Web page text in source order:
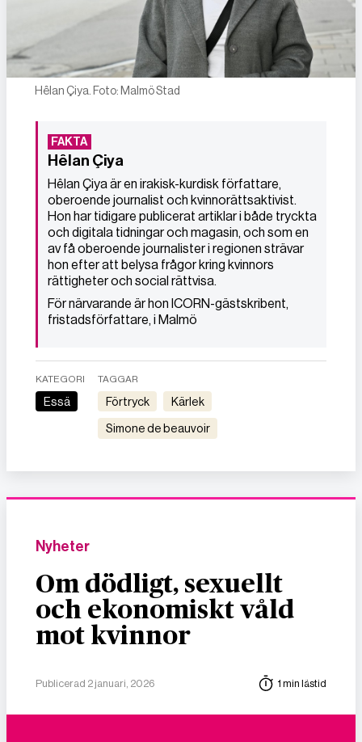
Hêlan Çiya. Foto: Malmö Stad
Hêlan Çiya
Hêlan Çiya är en irakisk-kurdisk författare,
oberoende journalist och kvinnorättsaktivist.
Hon har tidigare publicerat artiklar i både tryckta
och digitala tidningar och magasin, och som en
av få oberoende journalister i regionen strävar
hon efter att belysa frågor kring kvinnors
rättigheter och social rättvisa.
För närvarande är hon ICORN-gästskribent,
fristadsförfattare, i Malmö
KATEGORI
Essä
TAGGAR
förtryck kärlek
simone de beauvoir
Nyheter
Om dödligt, sexuellt
och ekonomiskt våld
mot kvinnor
Publicerad 2 januari, 2026 1 min lästid